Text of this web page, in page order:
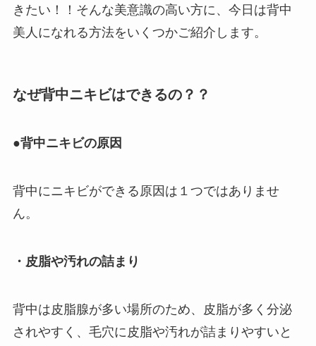
きたい！！そんな美意識の高い方に、今日は背中
美人になれる方法をいくつかご紹介します。
なぜ背中ニキビはできるの？？
●背中ニキビの原因
背中にニキビができる原因は１つではありませ
ん。
・皮脂や汚れの詰まり
背中は皮脂腺が多い場所のため、皮脂が多く分泌
されやすく、毛穴に皮脂や汚れが詰まりやすいと